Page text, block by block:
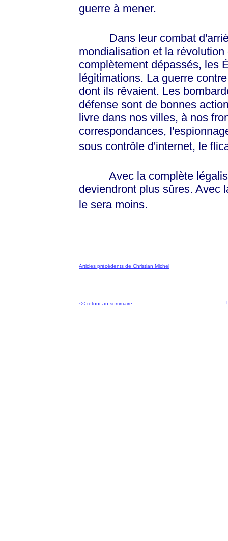
guerre à mener.
Dans leur combat
mondialisation et la
complètement dépassés, les
légitimations. La guerre
dont ils rêvaient. Les
défense sont de bonnes
livre dans nos villes, à nos
correspondances,
sous contrôle d'internet, le
Avec la complète
deviendront plus sûres. Avec
le sera moins.
Articles précédents de Christian Michel
<< retour au sommaire